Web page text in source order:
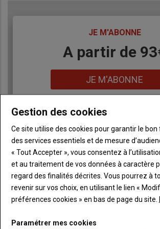
JE M'ABONNE
A partir de
JE M'ABONNE
à
puce
Paysanne
Consultez le journal L'Aurore
numérique, sur tous les supports
Ne manquez aucune information
newsletter du journal L'Aurore
Gestion des cookies
Ce site utilise des cookies pour garantir le
des services essentiels et de mesure
« Tout Accepter », vous consentez à
et au traitement de vos données à caractère
regard des finalités décrites. Vous pourrez à
revenir sur vos choix, en utilisant le lien «
préférences cookies » en bas de page du site.
Paramétrer mes cookies